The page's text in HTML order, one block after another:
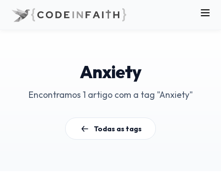
Anxiety
Encontramos 1 artigo com a tag "Anxiety"
Todas as tags